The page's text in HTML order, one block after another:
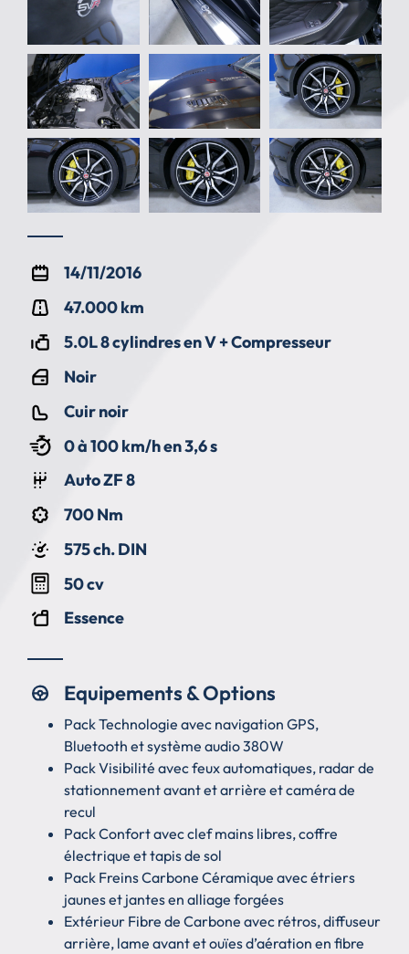
14/11/2016
47.000 km
5.0L 8 cylindres en V + Compresseur
Noir
Cuir noir
0 à 100 km/h en 3,6 s
Auto ZF 8
700 Nm
575 ch. DIN
50 cv
Essence
Equipements & Options
Pack Technologie avec navigation GPS,
Bluetooth et système audio 380W
Pack Visibilité avec feux automatiques, radar de
stationnement avant et arrière et caméra de
recul
Pack Confort avec clef mains libres, coffre
électrique et tapis de sol
Pack Freins Carbone Céramique avec étriers
jaunes et jantes en alliage forgées
Extérieur Fibre de Carbone avec rétros, diffuseur
arrière, lame avant et ouïes d’aération en fibre